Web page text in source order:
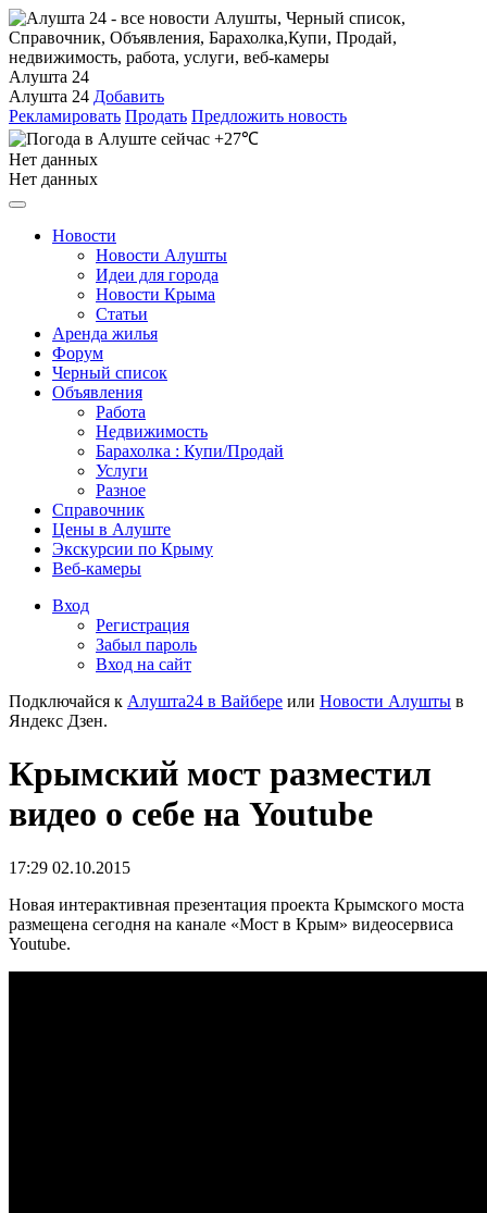
Алушта 24
Алушта 24 Добавить
Рекламировать Продать Предложить новость
+27℃
Нет данных
Нет данных
Новости
Новости Алушты
Идеи для города
Новости Крыма
Статьи
Аренда жилья
Форум
Черный список
Объявления
Работа
Недвижимость
Барахолка : Купи/Продай
Услуги
Разное
Справочник
Цены в Алуште
Экскурсии по Крыму
Веб-камеры
Вход
Регистрация
Забыл пароль
Вход на сайт
Подключайся к Алушта24 в Вайбере или Новости Алушты в
Яндекс Дзен.
Крымский мост разместил
видео о себе на Youtube
17:29 02.10.2015
Новая интерактивная презентация проекта Крымского моста
размещена сегодня на канале «Мост в Крым» видеосервиса
Youtube.